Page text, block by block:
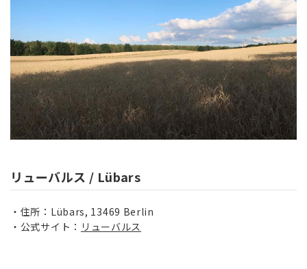
リューバルス / Lübars
住所：Lübars, 13469 Berlin
公式サイト： リューバルス